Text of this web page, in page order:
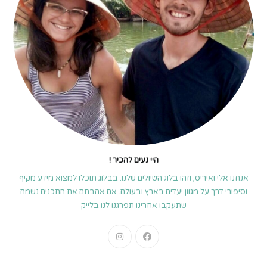
היי נעים להכיר !
אנחנו אלי ואיריס, וזהו בלוג הטיולים שלנו. בבלוג תוכלו למצוא מידע מקיף
וסיפורי דרך על מגוון יעדים בארץ ובעולם. אם אהבתם את התכנים נשמח
שתעקבו אחרינו תפרגנו לנו בלייק
Opens